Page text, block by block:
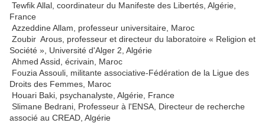
Tewfik Allal, coordinateur du Manifeste des Libertés, Algérie,
France
Azzeddine Allam, professeur universitaire, Maroc
Zoubir Arous, professeur et directeur du laboratoire « Religion et
Société », Université d'Alger 2, Algérie
Ahmed Assid, écrivain, Maroc
Fouzia Assouli, militante associative-Fédération de la Ligue des
Droits des Femmes, Maroc
Houari Baki, psychanalyste, Algérie, France
Slimane Bedrani, Professeur à l'ENSA, Directeur de recherche
associé au CREAD, Algérie